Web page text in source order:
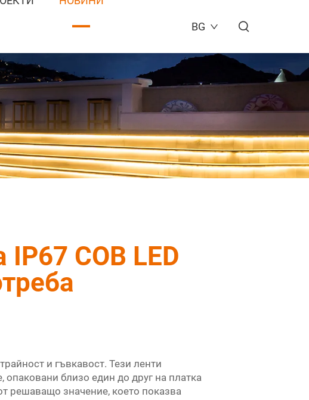
BG
COB LED
и гъвкавост. Тези ленти
опаковани близо един до друг на платка
решаващо значение, което показва